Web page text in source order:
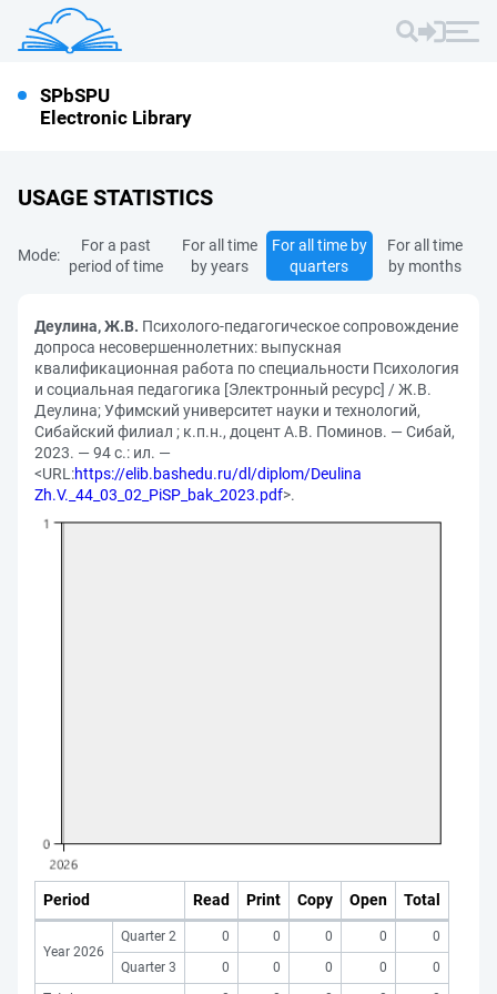
SPbSPU
Electronic Library
USAGE STATISTICS
Mode:
For a past
period of time
For all time
by years
For all time by
quarters
For all time
by months
Деулина, Ж.В. Психолого-педагогическое сопровождение
допроса несовершеннолетних: выпускная
квалификационная работа по специальности Психология
и социальная педагогика [Электронный ресурс] / Ж.В.
Деулина; Уфимский университет науки и технологий,
Сибайский филиал ; к.п.н., доцент А.В. Поминов. — Сибай,
2023. — 94 с.: ил. —
<URL:https://elib.bashedu.ru/dl/diplom/Deulina
Zh.V._44_03_02_PiSP_bak_2023.pdf>.
Period Read Print Copy Open Total
Year 2026
Quarter 2 0 0 0 0
0
Quarter 3
0 0 0 0
0